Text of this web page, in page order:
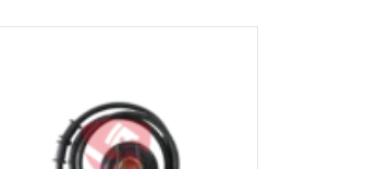
AÑADIR AL